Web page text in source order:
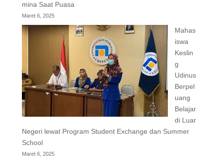
mina Saat Puasa
Maret 6, 2025
Mahas
iswa
Keslin
g
Udinus
Berpel
uang
Belajar
di Luar
Negeri lewat Program Student Exchange dan Summer
School
Maret 6, 2025